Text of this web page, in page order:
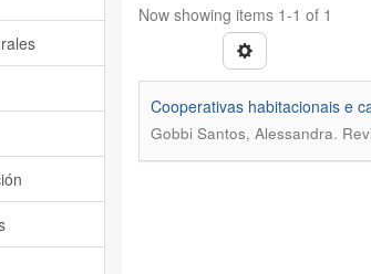
Now showing items 1-1 of 1
Cooperativas habitacionais e
Gobbi Santos, Alessandra.